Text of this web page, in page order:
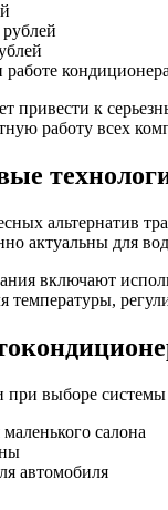
работе кондиционера
к
работу всех
альтернатив
актуальны для
включают
температуры,
выборе
салона
автомобиля